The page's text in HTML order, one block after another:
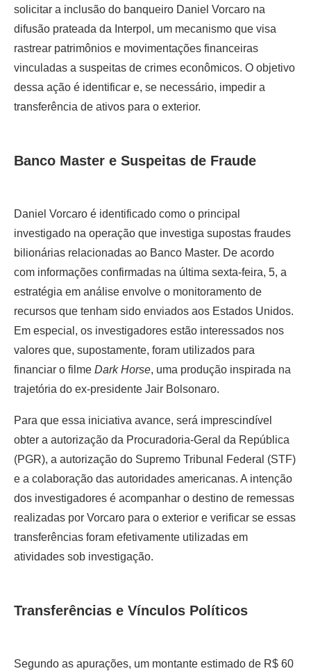
solicitar a inclusão do banqueiro Daniel Vorcaro na
difusão prateada da Interpol, um mecanismo que visa
rastrear patrimônios e movimentações financeiras
vinculadas a suspeitas de crimes econômicos. O objetivo
dessa ação é identificar e, se necessário, impedir a
transferência de ativos para o exterior.
Banco Master e Suspeitas de Fraude
Daniel Vorcaro é identificado como o principal
investigado na operação que investiga supostas fraudes
bilionárias relacionadas ao Banco Master. De acordo
com informações confirmadas na última sexta-feira, 5, a
estratégia em análise envolve o monitoramento de
recursos que tenham sido enviados aos Estados Unidos.
Em especial, os investigadores estão interessados nos
valores que, supostamente, foram utilizados para
financiar o filme Dark Horse, uma produção inspirada na
trajetória do ex-presidente Jair Bolsonaro.
Para que essa iniciativa avance, será imprescindível
obter a autorização da Procuradoria-Geral da República
(PGR), a autorização do Supremo Tribunal Federal (STF)
e a colaboração das autoridades americanas. A intenção
dos investigadores é acompanhar o destino de remessas
realizadas por Vorcaro para o exterior e verificar se essas
transferências foram efetivamente utilizadas em
atividades sob investigação.
Transferências e Vínculos Políticos
Segundo as apurações, um montante estimado de R$ 60